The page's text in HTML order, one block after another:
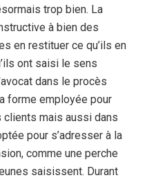
trop bien. La
à bien des
en restituer ce qu’ils en
ont saisi le sens
dans le procès
forme employée pour
mais aussi dans
pour s’adresser à la
comme une perche
saisissent. Durant